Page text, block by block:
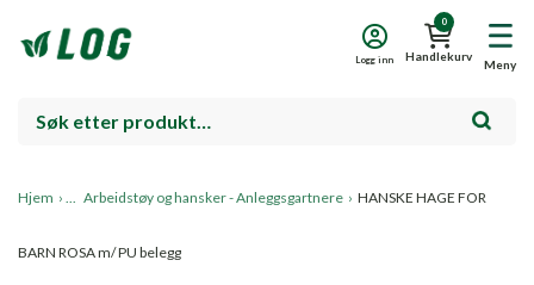
Meny
0
Handlekurv
Logg inn
Hjem › Arbeidstøy og hansker - Anleggsgartnere › HANSKE HAGE FOR
BARN ROSA m/ PU belegg